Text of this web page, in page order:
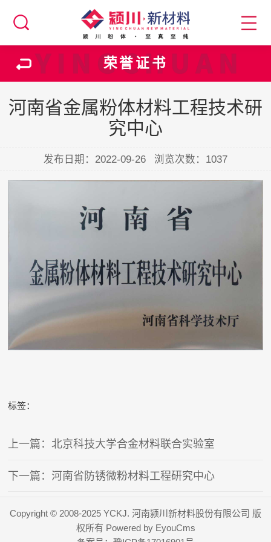
荣誉证书
河南省金属粉体材料工程技术研
究中心
发布日期：2022-09-26 浏览次数： 1037
标签：
上一篇：北京科技大学合金材料联合实验室
下一篇：河南省防锈微粉材料工程研究中心
Copyright © 2008-2025 YCKJ. 河南颍川新材料股份有限公司 版
权所有 Powered by EyouCms